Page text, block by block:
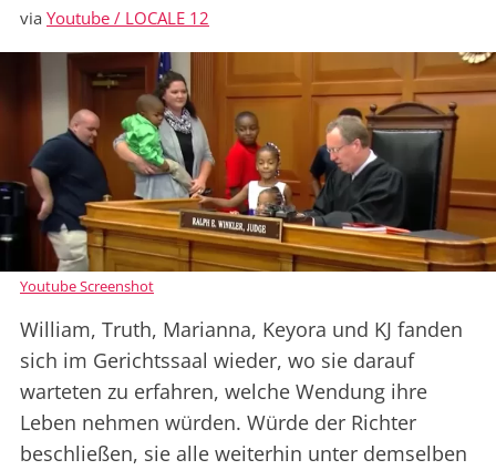
via Youtube / LOCALE 12
Youtube Screenshot
William, Truth, Marianna, Keyora und KJ fanden
sich im Gerichtssaal wieder, wo sie darauf
warteten zu erfahren, welche Wendung ihre
Leben nehmen würden. Würde der Richter
beschließen, sie alle weiterhin unter demselben